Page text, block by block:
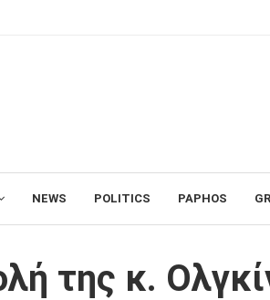
NEWS POLITICS PAPHOS
Ολγκίν προς τις δύο πλευρές και τα παράπονά
της κ.